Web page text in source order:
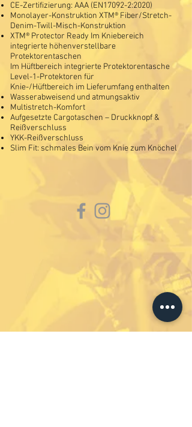
CE-Zertifizierung: AAA (EN17092-2:2020)
Monolayer-Konstruktion XTM® Fiber/Stretch-
Denim-Twill-Misch-Konstruktion
XTM® Protector Ready Im Kniebereich
integrierte höhenverstellbare
Protektorentaschen
Im Hüftbereich integrierte Protektorentasche
Level-1-Protektoren für
Knie-/Hüftbereich im Lieferumfang enthalten
Wasserabweisend und atmungsaktiv
Multistretch-Komfort
Aufgesetzte Cargotaschen – Druckknopf &
Reißverschluss
YKK-Reißverschluss
Slim Fit: schmales Bein vom Knie zum Knöchel